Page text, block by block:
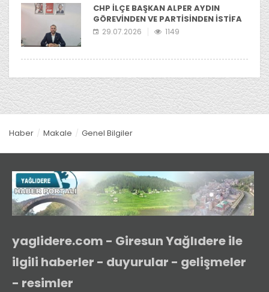
CHP İLÇE BAŞKAN ALPER AYDIN
GÖREVİNDEN VE PARTİSİNDEN İSTİFA
ETTİ29.07.2026 1149
Haber Makale Genel Bilgiler
yaglidere.com - Giresun Yağlıdere ile
ilgili haberler - duyurular - gelişmeler
- resimler